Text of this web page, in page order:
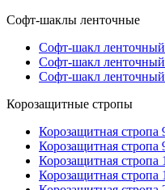
Софт-шаклы ленточные
Софт-шакл
Софт-шакл
Софт-шакл
Корозащитные стропы
Корозащитная стропа
Корозащитная стропа
Корозащитная стропа
Корозащитная стропа